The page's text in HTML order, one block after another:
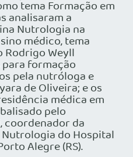
tema Formação em
analisaram a
Nutrologia na
médico, tema
Weyll
formação
pela nutróloga e
de Oliveira; e os
médica em
pelo
coordenador da
do Hospital
Alegre (RS).